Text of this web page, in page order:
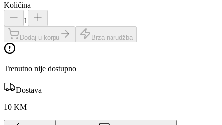
Količina
1
Dodaj u korpu Brza narudžba
Trenutno nije dostupno
Dostava
10 KM